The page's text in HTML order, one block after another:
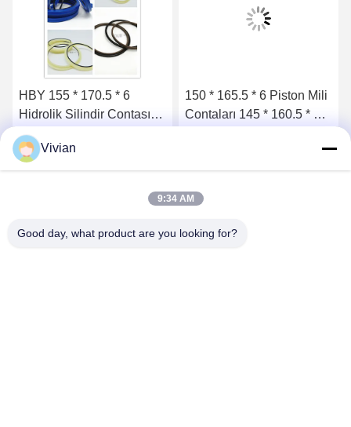
HBY 155 * 170.5 * 6
Hidrolik Silindir Contası
Değiştirme Tampon
Yüksek Basınç Pompa
Contası
En İyi Fiyatı Alın
150 * 165.5 * 6 Piston Mili
Contaları 145 * 160.5 * 6
Vivian
9:34 AM
Good day, what product are you looking for?